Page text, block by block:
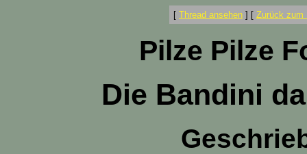
[ Thread ansehen ] [ Zurück zum
Pilze Pilze
Die Bandini